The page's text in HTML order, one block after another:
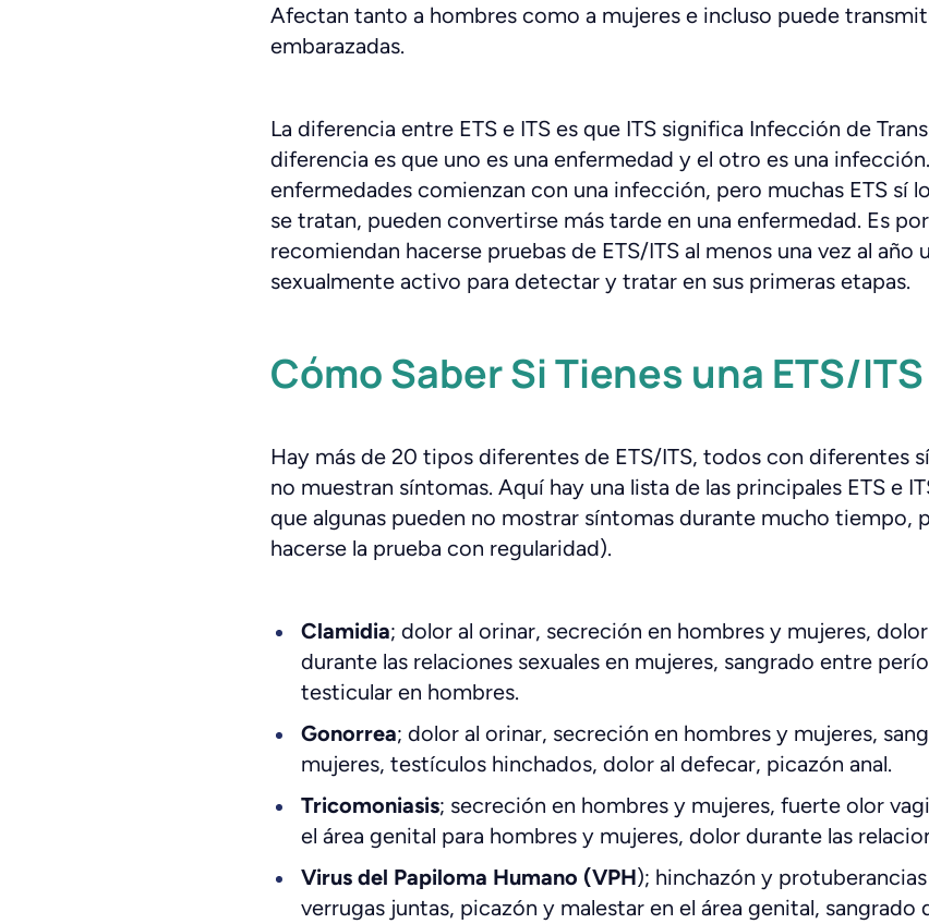
Afectan tanto a hombres como a mujeres e incluso puede
embarazadas.
La diferencia entre ETS e ITS es que ITS significa Infección de
diferencia es que uno es una enfermedad y el otro es una
enfermedades comienzan con una infección, pero muchas ETS sí
se tratan, pueden convertirse más tarde en una enfermedad. Es
recomiendan hacerse pruebas de ETS/ITS al menos una vez al año
sexualmente activo para detectar y tratar en sus primeras etapas.
Cómo Saber Si Tienes una ETS/ITS
Hay más de 20 tipos diferentes de ETS/ITS, todos con diferentes
no muestran síntomas. Aquí hay una lista de las principales ETS e
que algunas pueden no mostrar síntomas durante mucho tiempo,
hacerse la prueba con regularidad).
Clamidia; dolor al orinar, secreción en hombres y mujeres,
durante las relaciones sexuales en mujeres, sangrado entre
testicular en hombres.
Gonorrea; dolor al orinar, secreción en hombres y mujeres,
mujeres, testículos hinchados, dolor al defecar, picazón anal.
Tricomoniasis; secreción en hombres y mujeres, fuerte olor
el área genital para hombres y mujeres, dolor durante las
Virus del Papiloma Humano (VPH); hinchazón y
verrugas juntas, picazón y malestar en el área genital, sangrado